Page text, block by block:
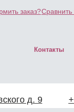
заказ?
Контакты
д. 9